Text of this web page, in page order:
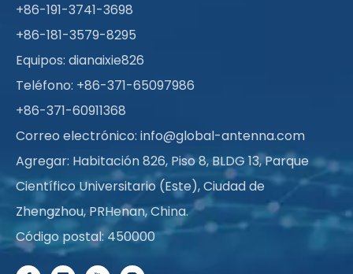
+86-191-3741-3698
+86-181-3579-8295
Equipos: dianaixie826
Teléfono: +86-371-65097986
+86-371-60911368
Correo electrónico: info@global-antenna.com
Agregar: Habitación 826, Piso 8, BLDG 13, Parque
Científico Universitario (Este), Ciudad de
Zhengzhou, PRHenan, China.
Código postal: 450000